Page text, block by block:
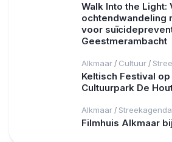
Walk Into the Light:
ochtendwandeling
voor
Geestmerambacht
Alkmaar / Cultuur /
Keltisch Festival
Cultuurpark De
Alkmaar / Streekagenda
Filmhuis Alkmaar